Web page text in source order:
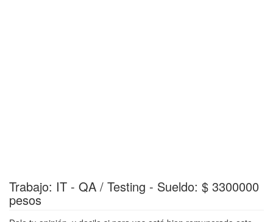
Trabajo: IT - QA / Testing - Sueldo: $ 3300000
pesos